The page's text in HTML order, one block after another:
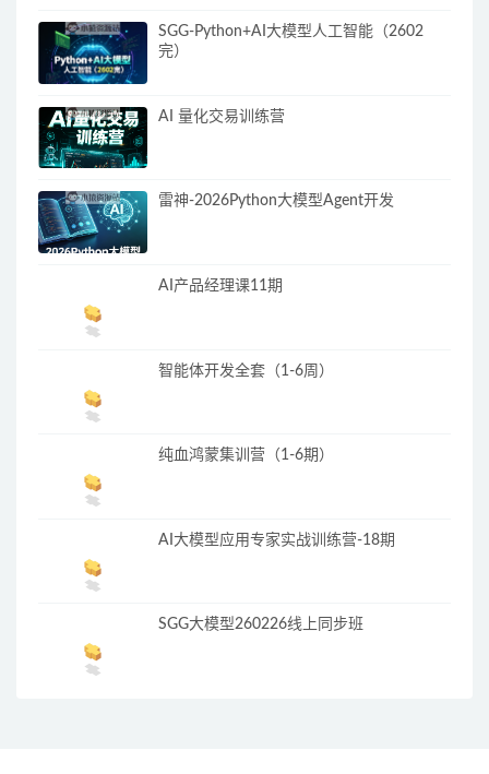
SGG-Python+AI大模型人工智能（2602
完）
AI 量化交易训练营
雷神-2026Python大模型Agent开发
AI产品经理课11期
智能体开发全套（1-6周）
纯血鸿蒙集训营（1-6期）
AI大模型应用专家实战训练营-18期
SGG大模型260226线上同步班